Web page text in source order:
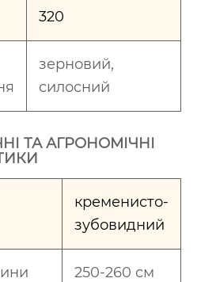
320
зерновий,
силосний
ТА АГРОНОМІЧНІ
кременисто-
зубовидний
250-260 см